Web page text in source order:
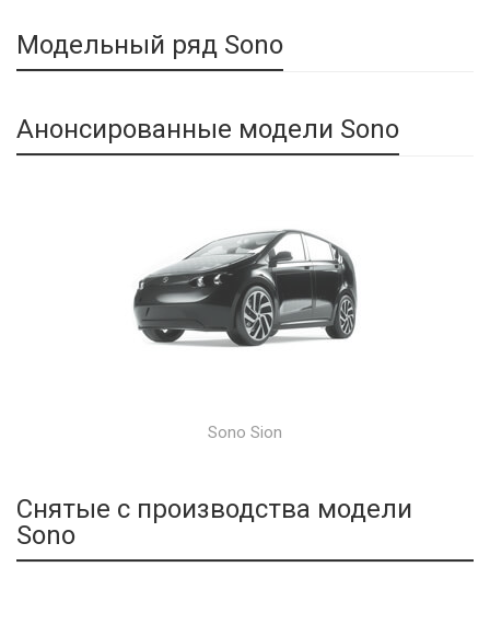
Модельный ряд Sono
Анонсированные модели Sono
Sono Sion
Снятые с производства модели
Sono